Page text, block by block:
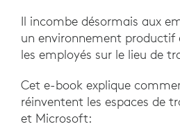
Il incombe désormais aux
un environnement
les employés sur le lieu de
Cet e-book explique
réinventent les espaces de
et Microsoft: